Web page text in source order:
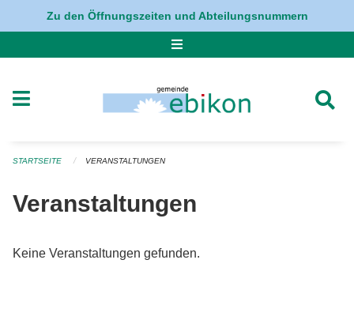
Navigation überspringen
Zu den Öffnungszeiten und Abteilungsnummern
STARTSEITE VERANSTALTUNGEN
Veranstaltungen
Keine Veranstaltungen gefunden.